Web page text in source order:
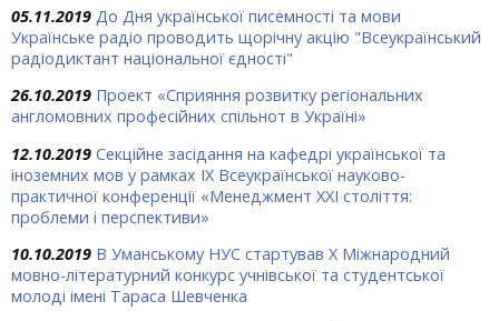
05.11.2019 До Дня української писемності та мови
Українське радіо проводить щорічну акцію "Всеукраїнський
радіодиктант національної єдності"
26.10.2019 Проект «Сприяння розвитку регіональних
англомовних професійних спільнот в Україні»
12.10.2019 Секційне засідання на кафедрі української та
іноземних мов у рамках ІХ Всеукраїнської науково-
практичної конференції «Менеджмент ХХІ століття:
проблеми і перспективи»
10.10.2019 В Уманському НУС стартував Х Міжнародний
мовно-літературний конкурс учнівської та студентської
молоді імені Тараса Шевченка